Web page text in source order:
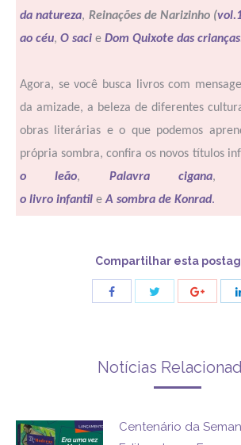
da natureza, Reinações de Narizinho (
ao céu, O saci e Dom Quixote das crianças
Agora, se você busca livros com
da amizade, a beleza de diferentes
obras literárias e o que podemos
própria sombra, confira os novos títulos
o leão, Palavra cigana,
o livro infantil eA sombra de Konrad.
Compartilhar esta
Share Share
Notícias
Centenário da